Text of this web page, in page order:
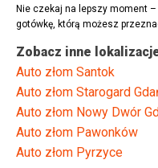
Nie czekaj na lepszy moment
gotówkę, którą możesz
Zobacz inne
Auto złom Santok
Auto złom Starogard
Auto złom Nowy Dwór
Auto złom Pawonków
Auto złom Pyrzyce